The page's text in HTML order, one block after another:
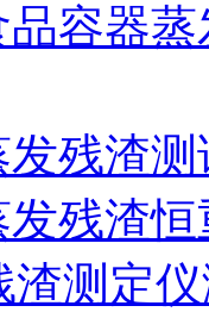
容器
残渣
残渣
渣测定